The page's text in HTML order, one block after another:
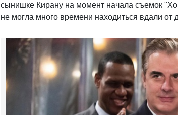
сынишке Кирану на момент начала съемок
не могла много времени находиться вдали от